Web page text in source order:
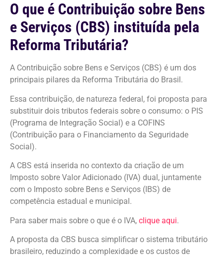
O que é Contribuição sobre Bens
e Serviços (CBS) instituída pela
Reforma Tributária?
A Contribuição sobre Bens e Serviços (CBS) é um dos
principais pilares da Reforma Tributária do Brasil.
Essa contribuição, de natureza federal, foi proposta para
substituir dois tributos federais sobre o consumo: o PIS
(Programa de Integração Social) e a COFINS
(Contribuição para o Financiamento da Seguridade
Social).
A CBS está inserida no contexto da criação de um
Imposto sobre Valor Adicionado (IVA) dual, juntamente
com o Imposto sobre Bens e Serviços (IBS) de
competência estadual e municipal.
Para saber mais sobre o que é o IVA, clique aqui.
A proposta da CBS busca simplificar o sistema tributário
brasileiro, reduzindo a complexidade e os custos de